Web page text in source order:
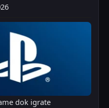
dok igrate